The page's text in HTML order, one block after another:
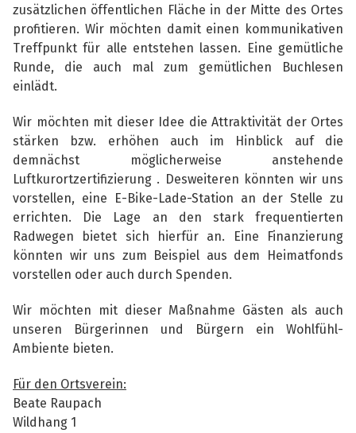
zusätzlichen öffentlichen Fläche in der Mitte des Ortes
profitieren. Wir möchten damit einen kommunikativen
Treffpunkt für alle entstehen lassen. Eine gemütliche
Runde, die auch mal zum gemütlichen Buchlesen
einlädt.
Wir möchten mit dieser Idee die Attraktivität der Ortes
stärken bzw. erhöhen auch im Hinblick auf die
demnächst möglicherweise anstehende
Luftkurortzertifizierung . Desweiteren könnten wir uns
vorstellen, eine E-Bike-Lade-Station an der Stelle zu
errichten. Die Lage an den stark frequentierten
Radwegen bietet sich hierfür an. Eine Finanzierung
könnten wir uns zum Beispiel aus dem Heimatfonds
vorstellen oder auch durch Spenden.
Wir möchten mit dieser Maßnahme Gästen als auch
unseren Bürgerinnen und Bürgern ein Wohlfühl-
Ambiente bieten.
Für den Ortsverein:
Beate Raupach
Wildhang 1